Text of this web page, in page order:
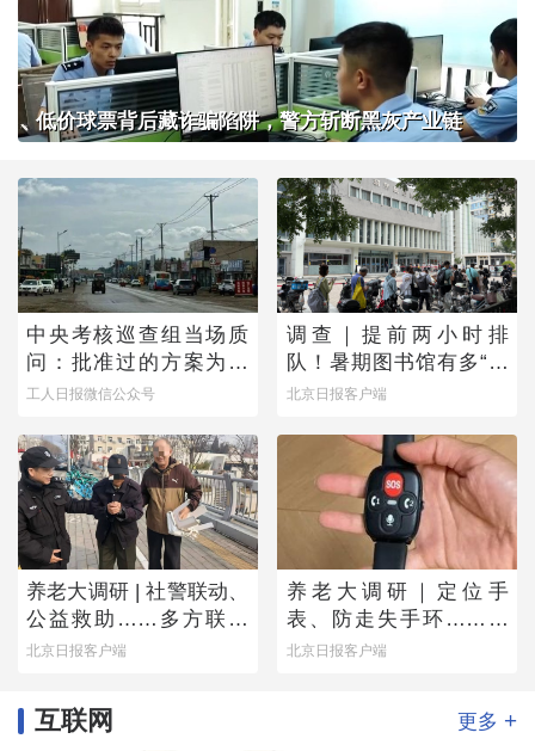
低价球票背后藏诈骗陷阱，警方斩断黑灰产业链
中央考核巡查组当场质
问：批准过的方案为何
不执行？
工人日报微信公众号
调查｜提前两小时排
队！暑期图书馆有多“一
座难求”？
北京日报客户端
养老大调研 | 社警联动、
公益救助……多方联手
撑起防走失网络
北京日报客户端
养老大调研｜定位手
表、防走失手环……老
人为何不愿用？
北京日报客户端
互联网 更多 +